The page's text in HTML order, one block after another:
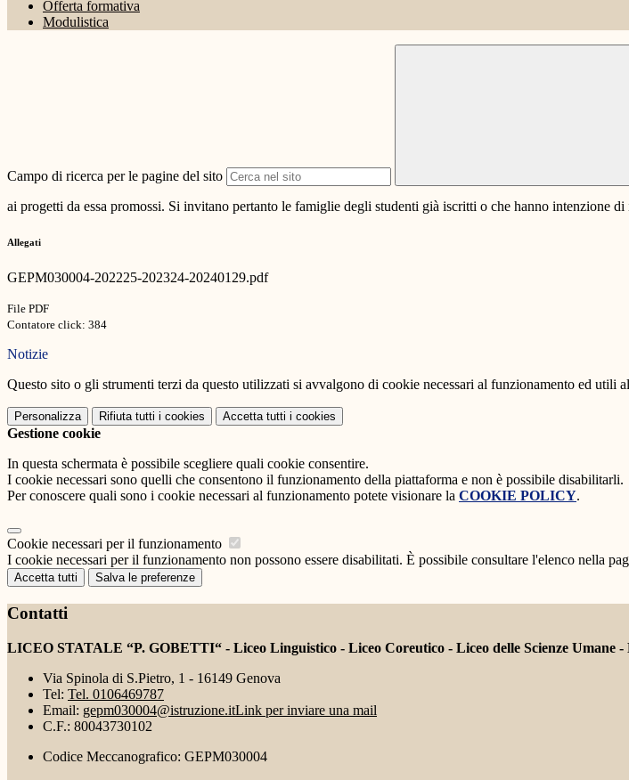
Offerta formativa
Modulistica
Campo di ricerca per le pagine del sito
ai progetti da essa promossi. Si invitano pertanto le famiglie degli studenti già iscritti o che hanno intenzione
Allegati
GEPM030004-202225-202324-20240129.pdf
File PDF
Contatore click: 384
Notizie
Questo sito o gli strumenti terzi da questo utilizzati si avvalgono di cookie necessari al funzionamento ed utili
Personalizza Rifiuta tutti i cookies Accetta tutti i cookies
Gestione cookie
In questa schermata è possibile scegliere quali cookie consentire.
I cookie necessari sono quelli che consentono il funzionamento della piattaforma e non è possibile disabilitarli.
Per conoscere quali sono i cookie necessari al funzionamento potete visionare la COOKIE POLICY.
Cookie necessari per il funzionamento
I cookie necessari per il funzionamento non possono essere disabilitati. È possibile consultare l'elenco nella
Accetta tutti Salva le preferenze
Contatti
LICEO STATALE “P. GOBETTI“ - Liceo Linguistico - Liceo Coreutico - Liceo delle Scienze Umane -
Via Spinola di S.Pietro, 1 - 16149 Genova
Tel: Tel. 0106469787
Email: gepm030004@istruzione.itLink per inviare una mail
C.F.: 80043730102
Codice Meccanografico: GEPM030004